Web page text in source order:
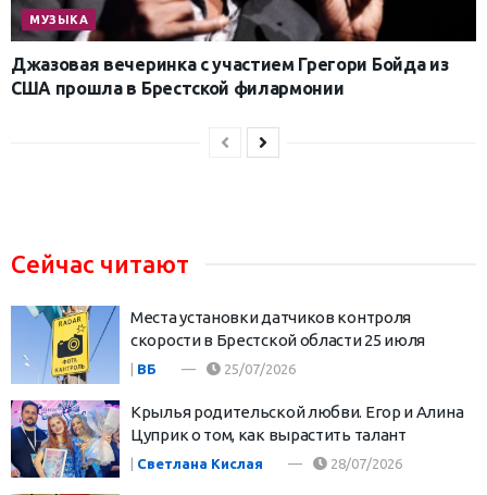
МУЗЫКА
Джазовая вечеринка с участием Грегори Бойда из
США прошла в Брестской филармонии
Сейчас читают
Места установки датчиков контроля
скорости в Брестской области 25 июля
ВБ 25/07/2026
Крылья родительской любви. Егор и Алина
Цуприк о том, как вырастить талант
| Светлана Кислая 28/07/2026